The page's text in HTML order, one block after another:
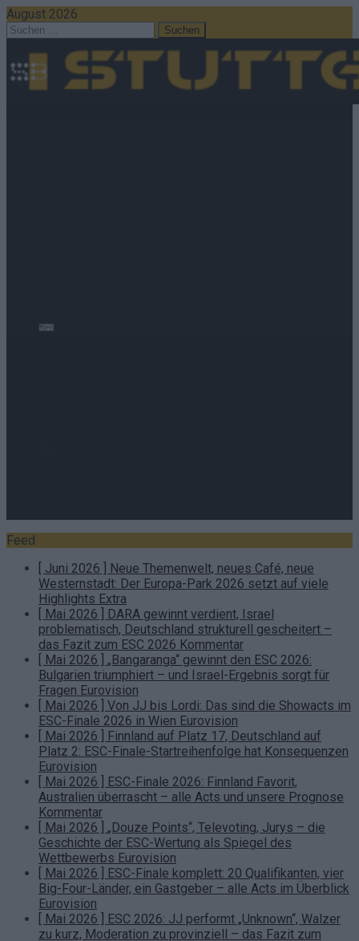
August 2026
Suchen
nach:
Feed
[ Juni 2026 ]
Neue Themenwelt, neues Café, neue
Westernstadt: Der Europa-Park 2026 setzt auf viele
Highlights Extra
[ Mai 2026 ]
DARA gewinnt verdient, Israel
problematisch, Deutschland strukturell gescheitert –
das Fazit zum ESC 2026 Kommentar
[ Mai 2026 ] „Bangaranga“ gewinnt den ESC 2026:
Bulgarien triumphiert – und Israel-Ergebnis sorgt für
Fragen Eurovision
[ Mai 2026 ] Von JJ bis Lordi: Das sind die Showacts im
ESC-Finale 2026 in Wien Eurovision
[ Mai 2026 ]
Finnland auf Platz 17, Deutschland auf
Platz 2: ESC-Finale-Startreihenfolge hat Konsequenzen
Eurovision
[ Mai 2026 ]
ESC-Finale 2026: Finnland Favorit,
Australien überrascht – alle Acts und unsere Prognose
Kommentar
[ Mai 2026 ] „Douze Points“, Televoting, Jurys – die
Geschichte der ESC-Wertung als Spiegel des
Wettbewerbs Eurovision
[ Mai 2026 ]
ESC-Finale komplett: 20 Qualifikanten, vier
Big-Four-Länder, ein Gastgeber – alle Acts im Überblick
Eurovision
[ Mai 2026 ]
ESC 2026: JJ performt „Unknown“, Walzer
zu kurz, Moderation zu provinziell – das Fazit zum